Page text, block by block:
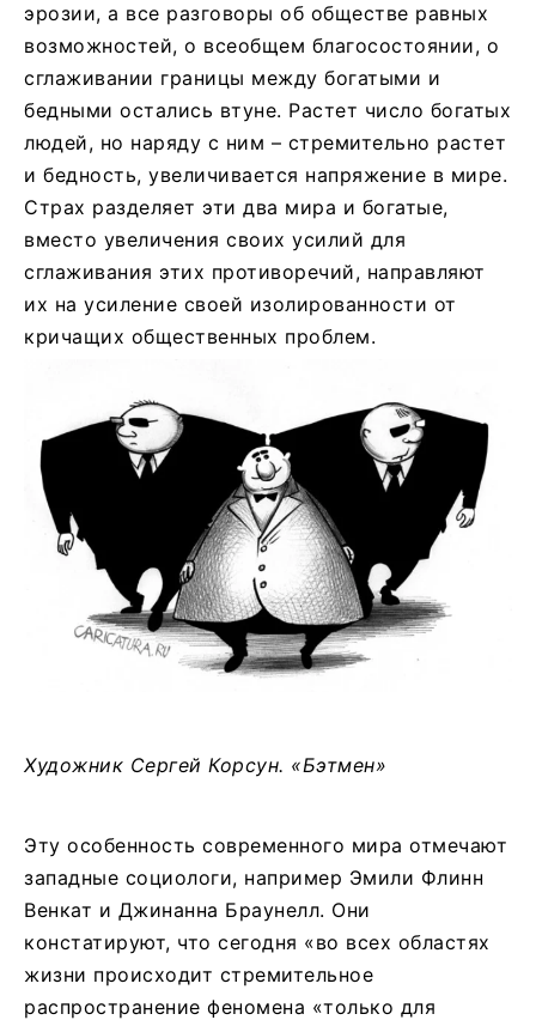
эрозии, а все разговоры об обществе равных
возможностей, о всеобщем благосостоянии, о
сглаживании границы между богатыми и
бедными остались втуне. Растет число богатых
людей, но наряду с ним – стремительно растет
и бедность, увеличивается напряжение в мире.
Страх разделяет эти два мира и богатые,
вместо увеличения своих усилий для
сглаживания этих противоречий, направляют
их на усиление своей изолированности от
кричащих общественных проблем.
Художник Сергей Корсун. «Бэтмен»
Эту особенность современного мира отмечают
западные социологи, например Эмили Флинн
Венкат и Джинанна Браунелл. Они
констатируют, что сегодня «во всех областях
жизни происходит стремительное
распространение феномена «только для